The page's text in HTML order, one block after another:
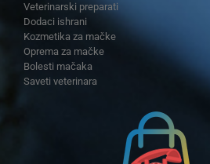
Veterinarski preparati
Dodaci ishrani
Kozmetika za mačke
Oprema za mačke
Bolesti mačaka
Saveti veterinara